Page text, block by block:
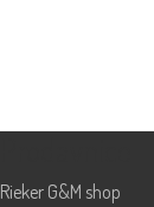
Rieker G&M shop